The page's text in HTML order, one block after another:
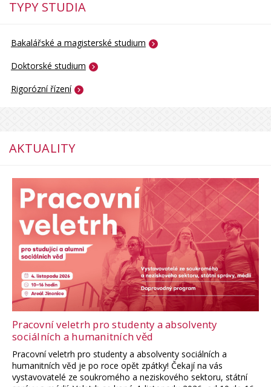
TYPY STUDIA
Bakalářské a magisterské studium
Doktorské studium
Rigorózní řízení
AKTUALITY
Pracovní veletrh pro studenty a absolventy
sociálních a humanitních věd
Pracovní veletrh pro studenty a absolventy sociálních a
humanitních věd je po roce opět zpátky! Čekají na vás
vystavovatelé ze soukromého a neziskového sektoru, státní